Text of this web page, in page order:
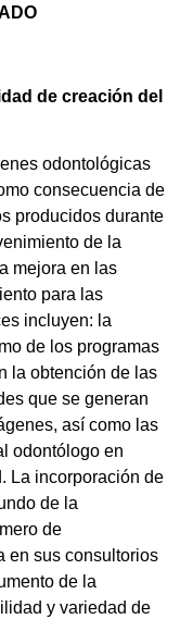
de creación del
odontológicas
consecuencia de
producidos durante
de la
mejora en las
para las
incluyen: la
de los programas
la obtención de las
que se generan
así como las
odontólogo en
La incorporación de
de la
de
en sus consultorios
de la
y variedad de